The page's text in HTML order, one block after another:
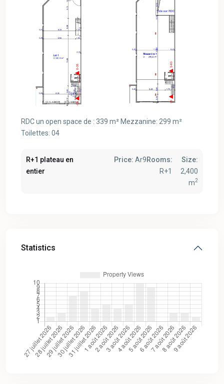
RDC un open space de : 339 m² Mezzanine: 299 m²
Toilettes: 04
R+1 plateau en
entier
Size:
2,400
m2
Rooms:
R+1
Price: Ar9
Statistics